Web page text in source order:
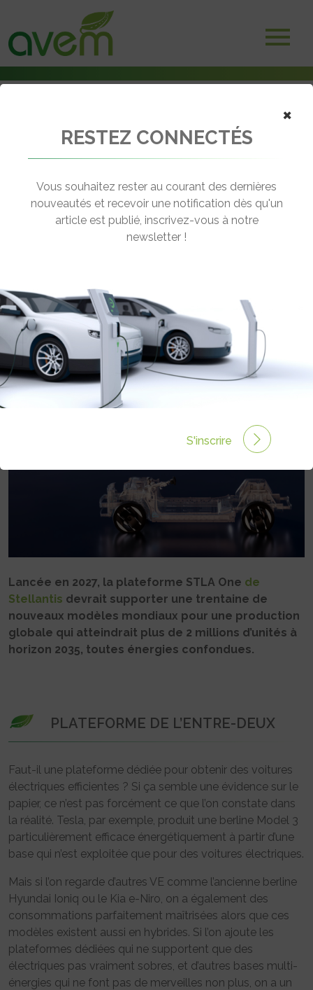
Nouvelle plateforme de Stellantis déclinable pour l’électrique
← Revenir aux actualités
STELLANTIS DÉCLINABLE POUR
L’ÉLECTRIQUE
Rédigé par Philippe Schwoerer le 22 Mai 2026 à 11:37
0 commentaires
Lancée en 2027, la plateforme STLA One de
Stellantis devrait supporter une trentaine de
nouveaux modèles mondiaux pour une production
globale qui atteindrait plus de 2 millions d’unités à
horizon 2035, toutes énergies confondues.
PLATEFORME DE L’ENTRE-DEUX
Faut-il une plateforme dédiée pour obtenir des voitures
électriques efficientes ? Si ça semble une évidence sur le
papier, ce n’est pas forcément ce que l’on constate dans
la réalité. Tesla, par exemple, produit une berline Model 3
particulièrement efficace énergétiquement à partir d’une
base qui n’est exploitée que pour des voitures électriques.
Mais si l’on regarde d’autres VE comme l’ancienne berline
Hyundai Ioniq ou le Kia e-Niro, on a également des
consommations parfaitement maîtrisées alors que ces
modèles existent aussi en hybrides. Si l’on ajoute les
plateformes dédiées qui ne supportent que des
électriques pas vraiment sobres, et d’autres bases multi-
énergies qui ne font pas de merveilles non plus, on a un
×
RESTEZ CONNECTÉS
Vous souhaitez rester au courant des dernières
nouveautés et recevoir une notification dès qu'un
article est publié, inscrivez-vous à notre
newsletter !
S'inscrire